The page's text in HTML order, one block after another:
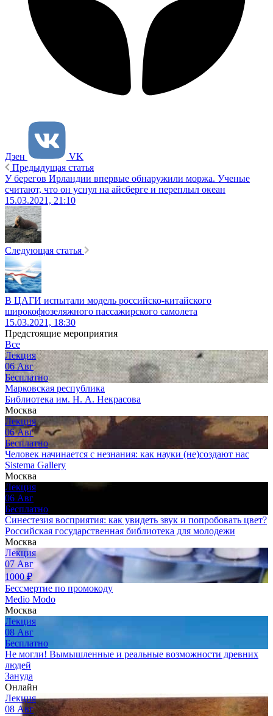
Дзен
VK
Предыдущая статья
У берегов Ирландии впервые обнаружили моржа. Ученые
считают, что он уснул на айсберге и переплыл океан
15.03.2021, 21:10
Следующая статья
В ЦАГИ испытали модель российско-китайского
широкофюзеляжного пассажирского самолета
15.03.2021, 18:30
Предстоящие мероприятия
Все
Лекция
06 Авг
Бесплатно
Марковская республика
Библиотека им. Н. А. Некрасова
Москва
Лекция
06 Авг
Бесплатно
Человек начинается с незнания: как науки (не)создают нас
Sistema Gallery
Москва
Лекция
06 Авг
Бесплатно
Синестезия восприятия: как увидеть звук и попробовать цвет?
Российская государственная библиотека для молодежи
Москва
Лекция
07 Авг
1000₽
Бессмертие по промокоду
Medio Modo
Москва
Лекция
08 Авг
Бесплатно
Не могли! Вымышленные и реальные возможности древних
людей
Зануда
Онлайн
Лекция
08 Авг